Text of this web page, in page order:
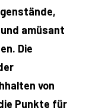
amüsant
Die
von
Punkte für